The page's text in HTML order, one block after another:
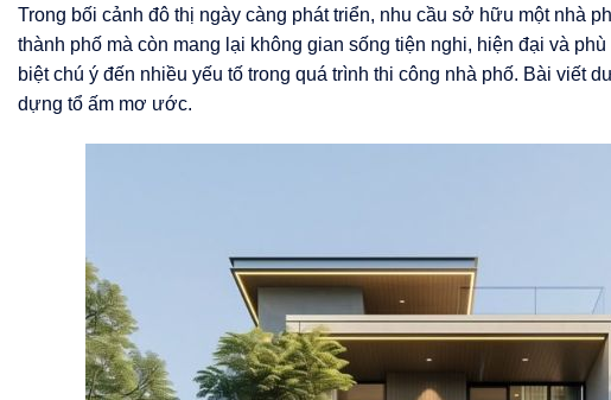
Trong bối cảnh đô thị ngày càng phát triển, nhu cầu sở hữu một nhà
thành phố mà còn mang lại không gian sống tiện nghi, hiện đại và
biệt chú ý đến nhiều yếu tố trong quá trình thi công nhà phố. Bài viết
dựng tổ ấm mơ ước.